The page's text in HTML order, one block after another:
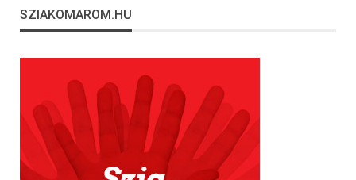
SZIAKOMAROM.HU